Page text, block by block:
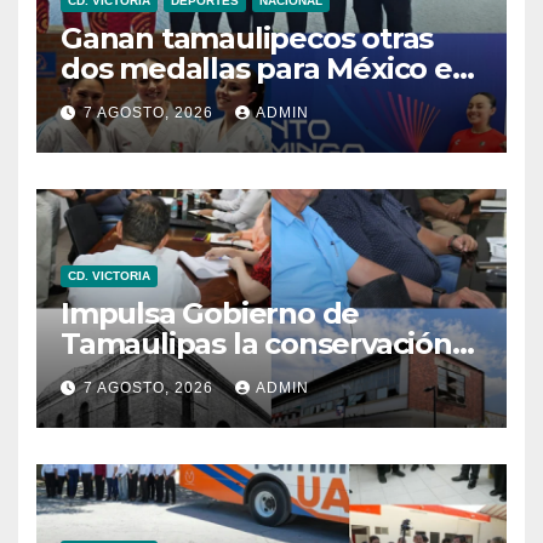
Ganan tamaulipecos otras
dos medallas para México en
los Juegos Centroamericanos
y del Caribe
7 AGOSTO, 2026 ADMIN
CD. VICTORIA
Impulsa Gobierno de
Tamaulipas la conservación
del histórico Mercado
Argüelles
7 AGOSTO, 2026 ADMIN